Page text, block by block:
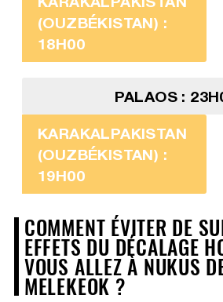
(OUZBÉKISTAN) :
18H00
PALAOS :
KARAKALPAKISTAN
(OUZBÉKISTAN) :
19H00
COMMENT ÉVITER DE
EFFETS DU DÉCALAGE
VOUS ALLEZ À NUKUS
MELEKEOK ?